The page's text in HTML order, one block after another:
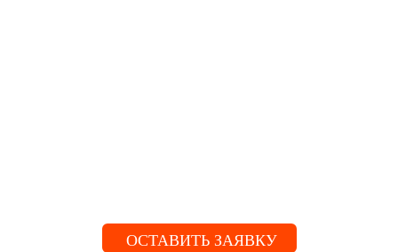
ОСТАВИТЬ ЗАЯВКУ